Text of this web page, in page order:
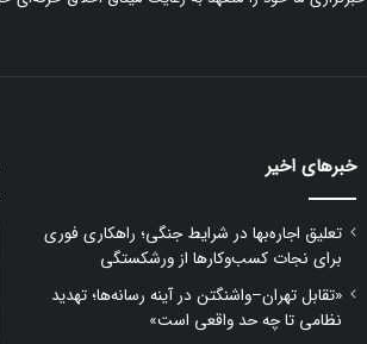
خبرهای اخیر
تعلیق اجاره‌بها در شرایط جنگی؛ راهکاری فوری
برای نجات کسب‌وکارها از ورشکستگی
«تقابل تهران–واشنگتن در آینه رسانه‌ها؛ تهدید
نظامی تا چه حد واقعی است»